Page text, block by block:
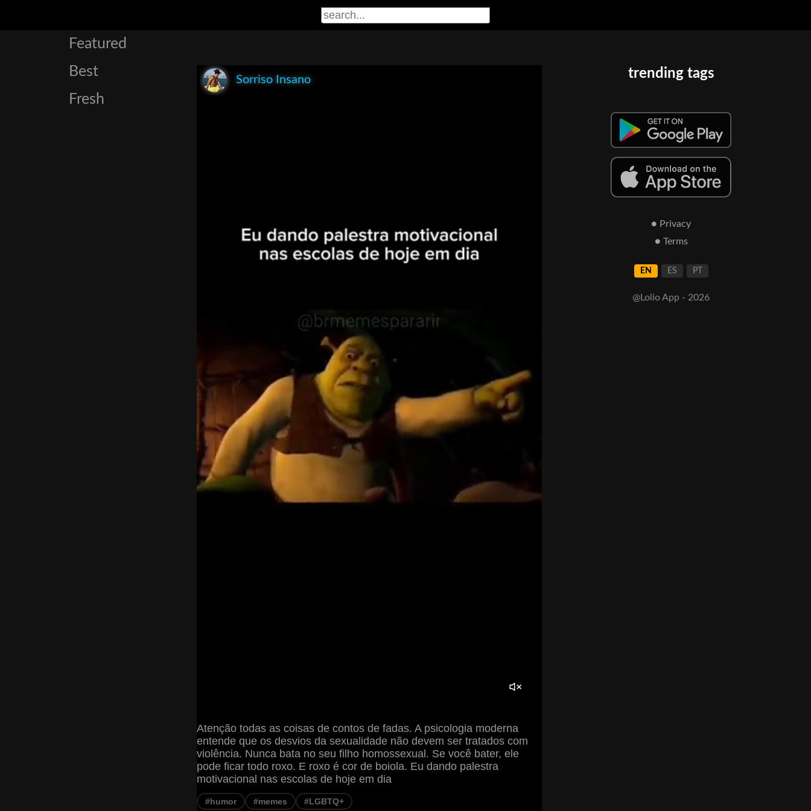
Featured
Best
Fresh
Sorriso Insano
Atenção todas as coisas de contos de fadas. A psicologia moderna
entende que os desvios da sexualidade não devem ser tratados com
violência. Nunca bata no seu filho homossexual. Se você bater, ele
pode ficar todo roxo. E roxo é cor de boiola. Eu dando palestra
motivacional nas escolas de hoje em dia
#humor #memes #LGBTQ+
trending tags
● Privacy
● Terms
EN ES PT
@Lolio App - 2026